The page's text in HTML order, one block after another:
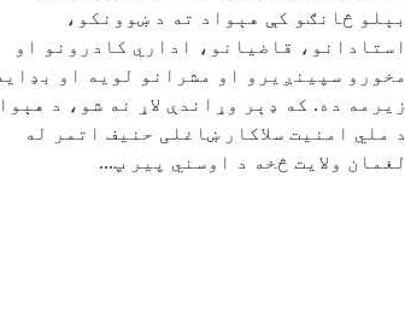
بېلو څانګو کې هېواد ته د ښوونکو،
استادانو، قاضیانو، اداري کادرونو او
مخورو سپينږیرو او مشرانو لویه او
زیرمه ده. که ډېر وړاندې لاړ نه شو، د
د ملي امنیت سلاکار ښاغلی حنیف اتمر له
لغمان ولایت څخه د اوسني پیر پ...